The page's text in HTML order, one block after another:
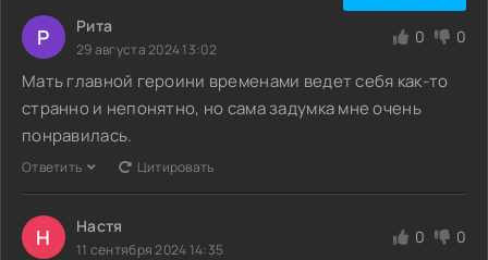
Р Рита
29 августа 2024 13:02
0 0
Мать главной героини временами ведет себя как-то
странно и непонятно, но сама задумка мне очень
понравилась.
Ответить Цитировать
Н Настя
11 сентября 2024 14:35
0 0